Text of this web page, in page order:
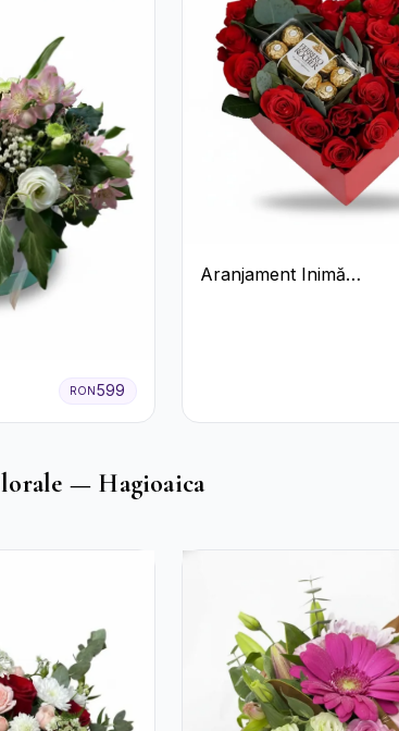
RON599
Aranjament Inimă
— Hagioaica